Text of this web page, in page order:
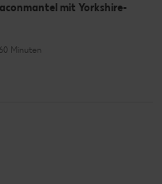
mit Yorkshire-
Minuten